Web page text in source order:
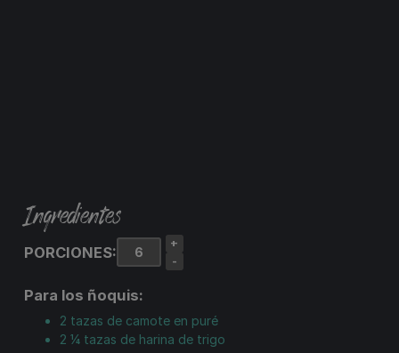
Ingredientes
PORCIONES:
+
-
Para los ñoquis:
2 tazas de camote en puré
2 ¼ tazas de harina de trigo